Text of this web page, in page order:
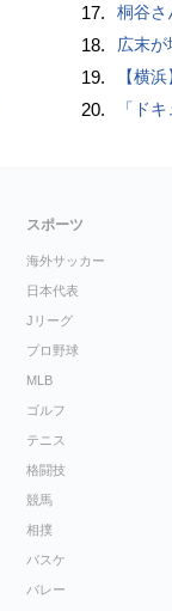
17. 桐谷さ
18. 広末が
19. 【横浜】みなと
20. 「ド
スポーツ
海外サッカー
日本代表
Jリーグ
プロ野球
MLB
ゴルフ
テニス
格闘技
競馬
相撲
バスケ
バレー